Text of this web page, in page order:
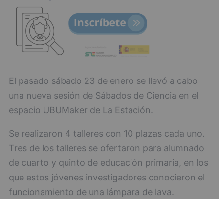
El pasado sábado 23 de enero se llevó a cabo
una nueva sesión de Sábados de Ciencia en el
espacio UBUMaker de La Estación.
Se realizaron 4 talleres con 10 plazas cada uno.
Tres de los talleres se ofertaron para alumnado
de cuarto y quinto de educación primaria, en los
que estos jóvenes investigadores conocieron el
funcionamiento de una lámpara de lava.